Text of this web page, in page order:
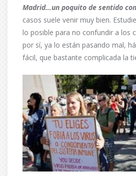
Madrid…un poquito de sentido
casos suele venir muy bien.
lo posible para no confundir a los
por sí, ya lo están pasando mal,
fácil, que bastante complicada la